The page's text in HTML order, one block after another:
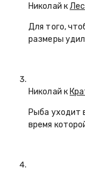
Николай к
Для того,
размеры
Николай к
Рыба уходит
время